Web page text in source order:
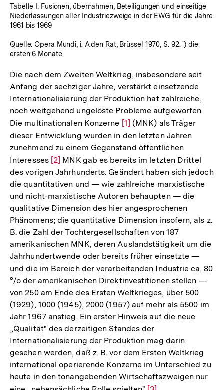
Tabelle I: Fusionen, übernahmen, Beteiligungen und einseitige
Niederlassungen aller Industriezweige in der EWG für die Jahre
1961 bis 1969
Quelle: Opera Mundi, i. A.den Rat, Brüssel 1970, S. 92. ') die
ersten 6 Monate
Die nach dem Zweiten Weltkrieg, insbesondere seit
Anfang der sechziger Jahre, verstärkt einsetzende
Internationalisierung der Produktion hat zahlreiche,
noch weitgehend ungelöste Probleme aufgeworfen.
Die multinationalen Konzerne Zur
Auflösung
der
Fußnote
[1] (MNK) als Träger
dieser Entwicklung wurden in den letzten Jahren
zunehmend zu einem Gegenstand öffentlichen
Interesses Zur
Auflösung
der
Fußnote
[2] MNK gab es bereits im letzten Drittel
des vorigen Jahrhunderts. Geändert haben sich jedoch
die quantitativen und — wie zahlreiche marxistische
und nicht-marxistische Autoren behaupten — die
qualitative Dimension des hier angesprochenen
Phänomens; die quantitative Dimension insofern, als z.
B. die Zahl der Tochtergesellschaften von 187
amerikanischen MNK, deren Auslandstätigkeit um die
Jahrhundertwende oder bereits früher einsetzte —
und die im Bereich der verarbeitenden Industrie ca. 80
°/o der amerikanischen Direktinvestitionen stellen —
von 250 am Ende des Ersten Weltkrieges, über 500
(1929), 1000 (1945), 2000 (1957) auf mehr als 5500 im
Jahr 1967 anstieg. Ein erster Hinweis auf die neue
„Qualität" des derzeitigen Standes der
Internationalisierung der Produktion mag darin
gesehen werden, daß z. B. vor dem Ersten Weltkrieg
international operierende Konzerne im Unterschied zu
heute in den tonangebenden Wirtschaftszweigen nur